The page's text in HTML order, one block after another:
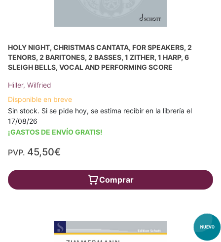
HOLY NIGHT, CHRISTMAS CANTATA, FOR SPEAKERS, 2
TENORS, 2 BARITONES, 2 BASSES, 1 ZITHER, 1 HARP, 6
SLEIGH BELLS, VOCAL AND PERFORMING SCORE
Hiller, Wilfried
Disponible en breve
Sin stock. Si se pide hoy, se estima recibir en la librería el
17/08/26
¡GASTOS DE ENVÍO GRATIS!
PVP. 45,50€
Comprar